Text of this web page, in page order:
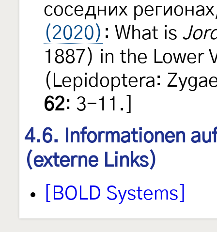
соседних
(2020) : What is
1887) in the Lower
(Lepidoptera:
62: 3-11.]
4.6. Informationen
(externe Links)
[BOLD Systems]